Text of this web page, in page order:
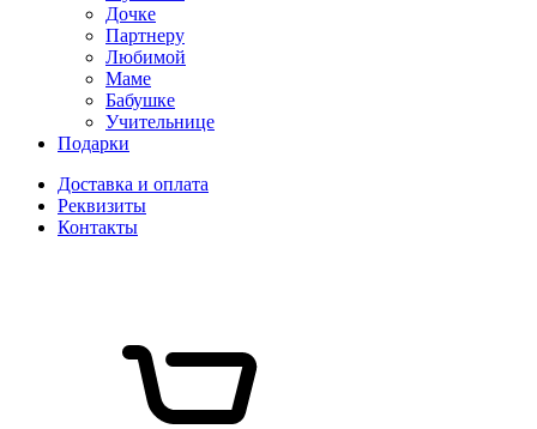
Дочке
Партнеру
Любимой
Маме
Бабушке
Учительнице
Подарки
Доставка и оплата
Реквизиты
Контакты